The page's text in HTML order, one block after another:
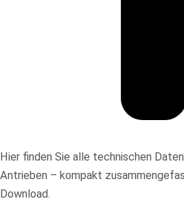
Hier finden Sie alle technischen
Antrieben – kompakt
Download.